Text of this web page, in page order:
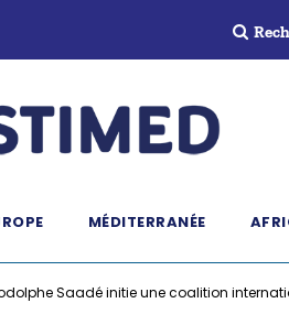
MÉDITERRANÉE
Saadé initie une coalition